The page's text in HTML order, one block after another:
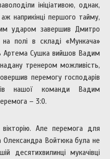
ініціативою, однак,
наприкінці першого тайму,
ударом завершив Дмитро
на полі в складі «Мункача»
Артема Сушка вийшов Вадим
тренером можливість,
перемогу господарів
нашої команди Вадим
– 3:0.
Але перемога для
Олександра Войтюка була не
мукачівці